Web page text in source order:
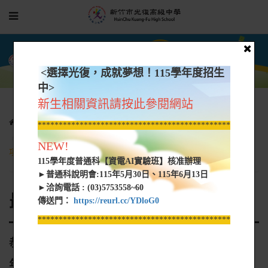
相關連結
最新公告
恭賀~國中部校友林昕恩同學~直升普通科參加115年全中運游泳
項目全國成績優異
最新公告
恭賀~國中部校友林昕恩同學~直升普通科參加115
年全中運游泳項目全國成績優異
<選擇光復，成就夢想！115學年度招生
中>
新生相關資訊請按此參閱網站
*****************************************************
NEW!
115學年度普通科【資電AI實驗班】核准辦理
►普通科說明會:115年5月30日、115年6月13日
►洽詢電話 : (03)5753558~60
傳送門： https://reurl.cc/YDloG0
*****************************************************